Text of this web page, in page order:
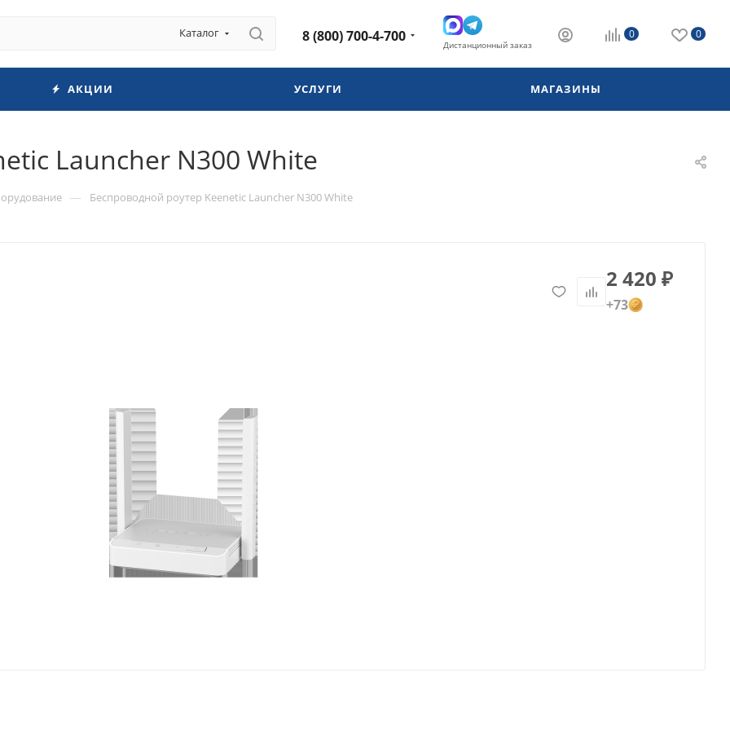
Каталог 8 (800) 700-4-700 Дистанционный заказ
0 0
АКЦИИ УСЛУГИ МАГАЗИНЫ
Launcher N300 White
— Беспроводной роутер Keenetic Launcher N300 White
2 420 ₽
+73